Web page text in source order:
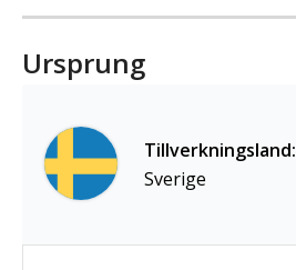
Ursprung
Tillverkningsland:
Sverige